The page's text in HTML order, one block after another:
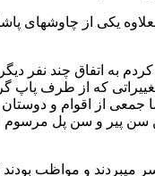
یکی از چاوشهای
به اتفاق چند نفر
به تغییراتی که از
عید و مسافرت قریب الوقوع ما
سن پیر و سن پل مرسوم
و مواظب بودند